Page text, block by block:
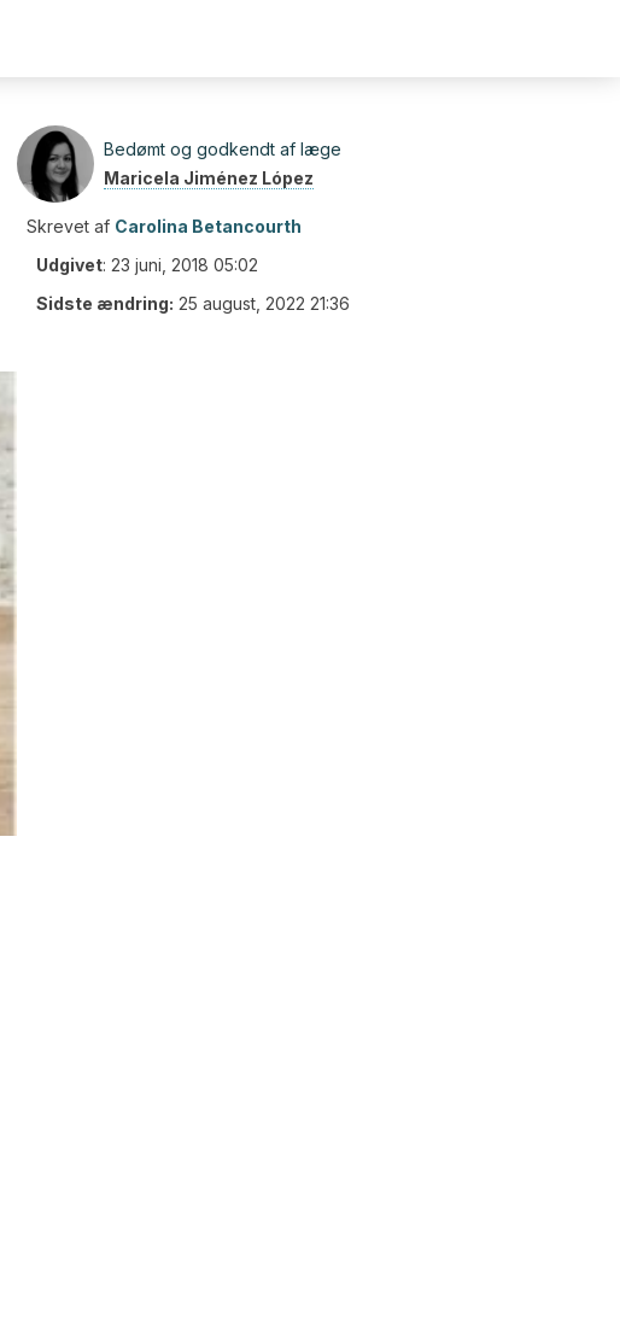
Bedømt og godkendt af læge
Maricela Jiménez López
Skrevet af Carolina Betancourth
Udgivet: 23 juni, 2018 05:02
Sidste ændring: 25 august, 2022 21:36